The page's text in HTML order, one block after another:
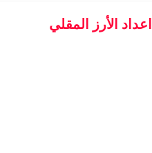
اعداد الأرز المقلي